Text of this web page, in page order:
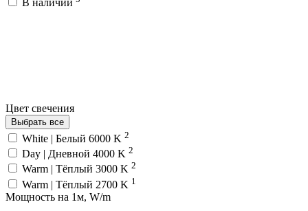
В наличии
Цвет свечения
Выбрать все
White | Белый 6000 K 2
Day | Дневной 4000 K 2
Warm | Тёплый 3000 K 2
Warm | Тёплый 2700 K 1
Мощность на 1м, W/m